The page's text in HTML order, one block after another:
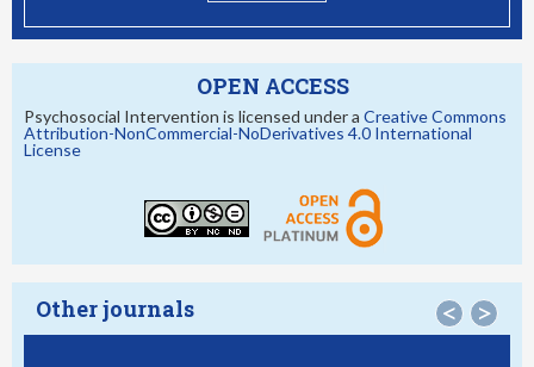
OPEN ACCESS
Psychosocial Intervention is licensed under a Creative Commons
Attribution-NonCommercial-NoDerivatives 4.0 International
License
Other journals < >